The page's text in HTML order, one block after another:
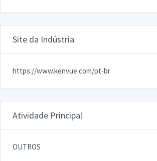
Site da Indústria
https://www.kenvue.com/pt-br
Atividade Principal
OUTROS